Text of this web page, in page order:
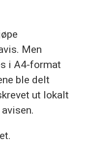
Men
i A4-format
ble delt
ut lokalt